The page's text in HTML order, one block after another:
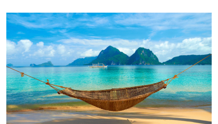
あるある
その他
ドキドキ
仕事とキャリア